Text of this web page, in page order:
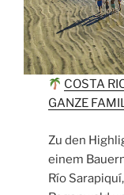
COSTA
GANZE
Zu den
einem
Río